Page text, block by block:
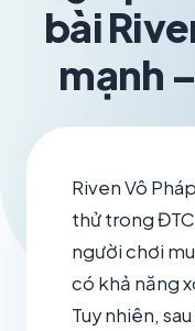
bài
mạnh
Riven Vô
thử trong
người chơi
có khả năng
Tuy nhiên,